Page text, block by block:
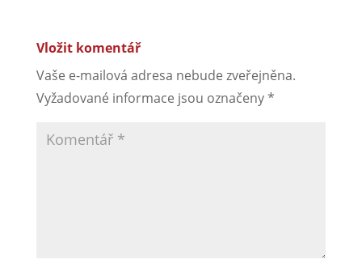
Vložit komentář
Vaše e-mailová adresa nebude zveřejněna.
Vyžadované informace jsou označeny*